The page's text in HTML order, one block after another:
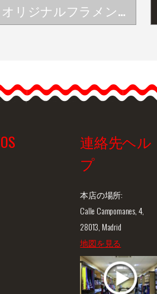
オリジナルフラメンコピアス
クイックビュー
連絡先ヘル
プ
本店の場所:
Calle Campomanes, 4,
28013, Madrid
地図を見る